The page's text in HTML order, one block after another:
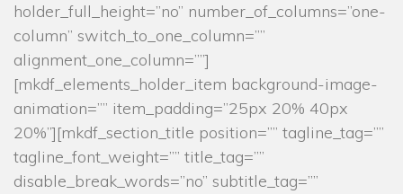
holder_full_height=”no” number_of_columns=”one-
column” switch_to_one_column=””
alignment_one_column=””]
[mkdf_elements_holder_item background-image-
animation=”” item_padding=”25px 20% 40px
20%”][mkdf_section_title position=”” tagline_tag=””
tagline_font_weight=”” title_tag=””
disable_break_words=”no” subtitle_tag=””